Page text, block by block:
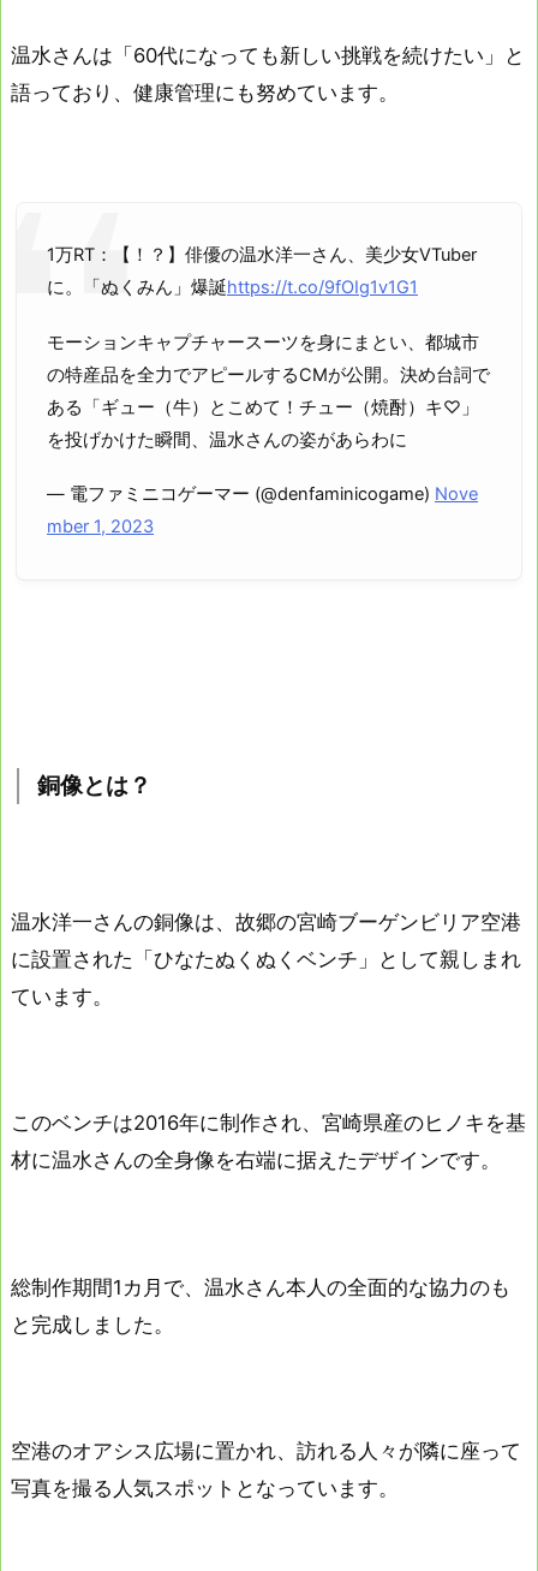
温水さんは「60代になっても新しい挑戦を続けたい」と
語っており、健康管理にも努めています。
1万RT：【！？】俳優の温水洋一さん、美少女VTuber
に。「ぬくみん」爆誕https://t.co/9fOIg1v1G1
モーションキャプチャースーツを身にまとい、都城市
の特産品を全力でアピールするCMが公開。決め台詞で
ある「ギュー（牛）とこめて！チュー（焼酎）キ♡」
を投げかけた瞬間、温水さんの姿があらわに
— 電ファミニコゲーマー (@denfaminicogame) Nove
mber 1, 2023
銅像とは？
温水洋一さんの銅像は、故郷の宮崎ブーゲンビリア空港
に設置された「ひなたぬくぬくベンチ」として親しまれ
ています。
このベンチは2016年に制作され、宮崎県産のヒノキを基
材に温水さんの全身像を右端に据えたデザインです。
総制作期間1カ月で、温水さん本人の全面的な協力のも
と完成しました。
空港のオアシス広場に置かれ、訪れる人々が隣に座って
写真を撮る人気スポットとなっています。